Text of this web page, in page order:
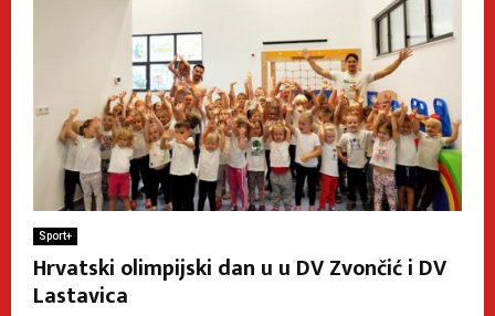
Sport+
Hrvatski olimpijski dan u u DV Zvončić i DV
Lastavica